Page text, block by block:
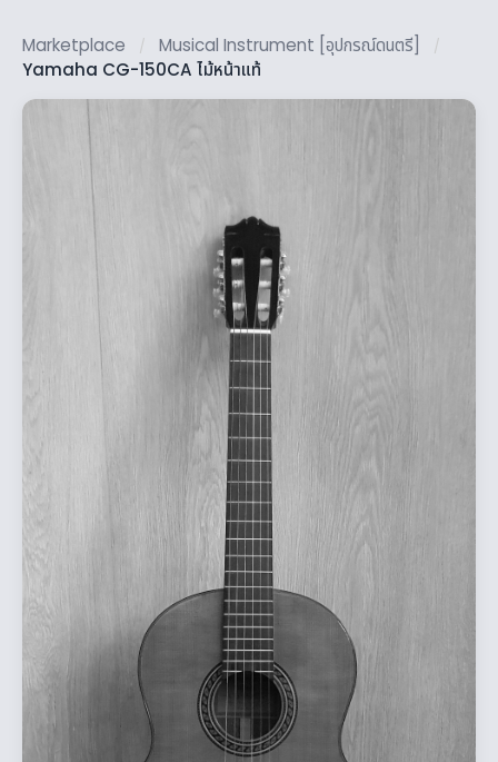
Marketplace / Musical Instrument [อุปกรณ์ดนตรี] /
Yamaha CG-150CA ไม้หน้าแท้